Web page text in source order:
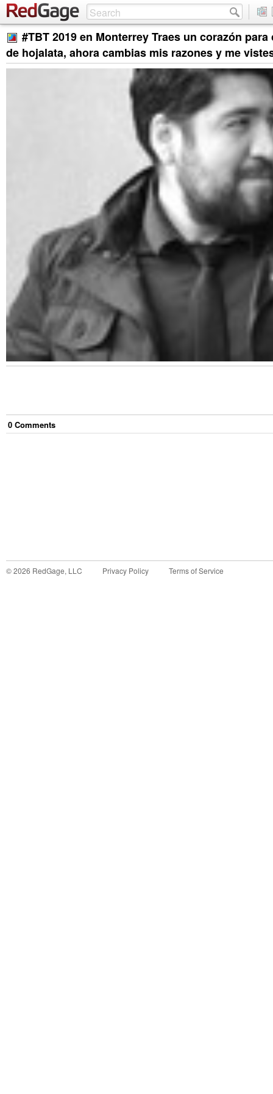
#TBT 2019 en Monterrey Traes un corazón
de hojalata, ahora cambias mis razones y me
0 Comments
©2026 RedGage, LLC Privacy Policy Terms of Service